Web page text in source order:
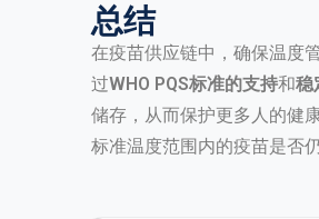
总结
在疫苗供应链中，确保温度
过WHO PQS标准的支持和稳
储存，从而保护更多人的健
标准温度范围内的疫苗是否